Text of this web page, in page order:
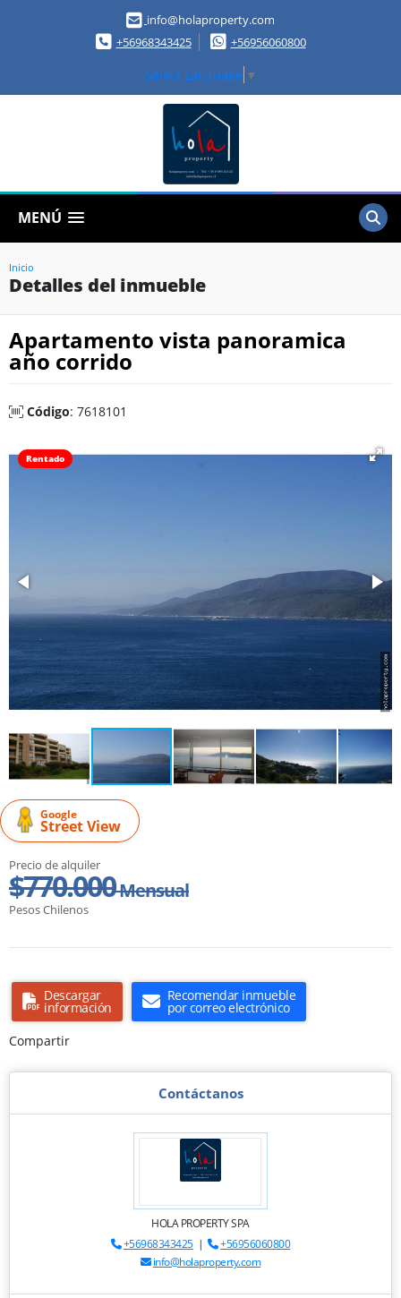
info@holaproperty.com
+56968343425
+56956060800
Select Language ▼
MENÚ
Inicio
Detalles del inmueble
Apartamento vista panoramica
año corrido
Código: 7618101
Rentado
Google
Street View
Precio de alquiler
$770.000Mensual
Pesos Chilenos
Descargar
información
Recomendar inmueble
por correo electrónico
Compartir
Contáctanos
HOLA PROPERTY SPA
+56968343425|
+56956060800
info@holaproperty.com